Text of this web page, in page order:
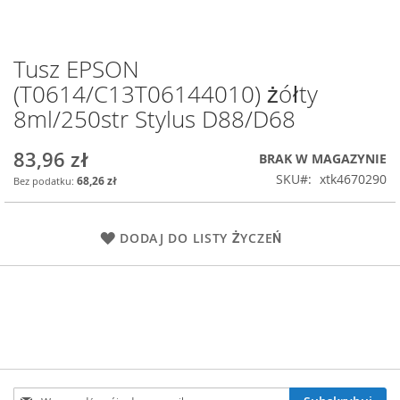
Przejdź
na
początek
galerii
Tusz EPSON
(T0614/C13T06144010) żółty
8ml/250str Stylus D88/D68
83,96 zł
68,26 zł
BRAK W MAGAZYNIE
SKU
xtk4670290
DODAJ DO LISTY ŻYCZEŃ
Subskrybuj